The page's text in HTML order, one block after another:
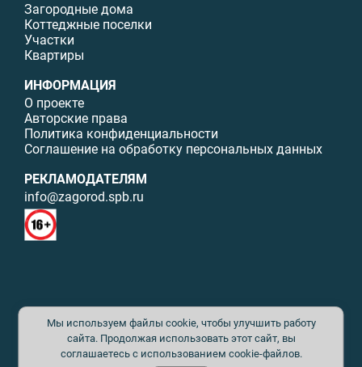
Загородные дома
Коттеджные поселки
Участки
Квартиры
ИНФОРМАЦИЯ
О проекте
Авторские права
Политика конфиденциальности
Соглашение на обработку персональных данных
РЕКЛАМОДАТЕЛЯМ
info@zagorod.spb.ru
данного сайта возможна только с письменного разрешения. При
цитировании ссылка на www.zagorod.spb.ru обязательна. Редакция не
несет ответственности за содержание рекламных материалов. Все
рекламируемые товары и услуги имеют необходимые сертификаты и
Мы используем файлы cookie, чтобы улучшить работу
сайта. Продолжая использовать этот сайт, вы
соглашаетесь с использованием cookie-файлов.